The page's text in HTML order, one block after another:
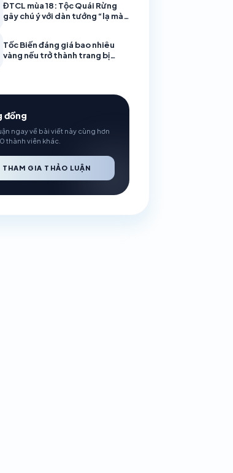
ĐTCL mùa 18: Tộc Quái Rừng
gây chú ý với dàn tướng “lạ mà
Tốc Biến đáng giá bao nhiêu
vàng nếu trở thành trang bị
đồng
ngay về bài viết này cùng hơn
thành viên khác.
THAM GIA THẢO LUẬN